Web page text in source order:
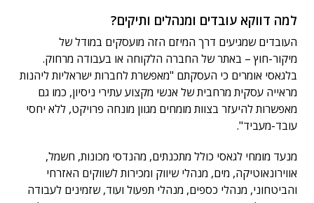
למה דווקא עובדים ומנהלים ותיקים?
העובדים שמגיעים דרך המיזם הזה מועסקים במודל של
מיקור-חוץ – באתר של החברה הלקוחה או בעבודה מרחוק.
בלגאסי אומרים כי העסקתם "מאפשרת לחברות ישראליות ליהנות
מראייה עסקית מרחבית של אנשי מקצוע עתירי ניסיון, כמו גם
מאפשרות להיעזר בצוות מומחים מגוון מונחה פרויקט, ללא יחסי
עובד-מעביד".
מנעד מומחי לגאסי כולל מתכנתים, מהנדסי מכונות, חשמל,
אווירונאוטיקה, מים, מנהלי שיווק ומכירות לשווקים האזרחי
והביטחוני, מנהלי כספים, מנהלי תפעול ועוד, שזמינים לעבודה